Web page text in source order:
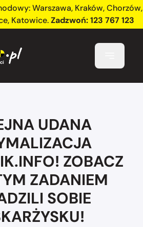
Warszawa, Kraków,Chorzów,
, Katowice.Zadzwoń:123 767 123
UDANA
ZOBACZ
ZADANIEM
SOBIE